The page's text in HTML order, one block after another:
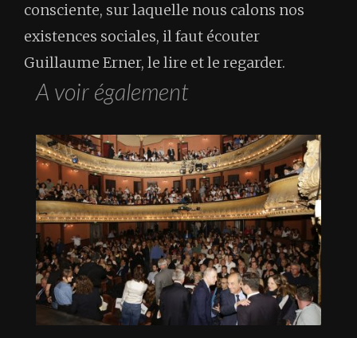
consciente, sur laquelle nous calons nos
existences sociales, il faut écouter
Guillaume Erner, le lire et le regarder.
A voir également